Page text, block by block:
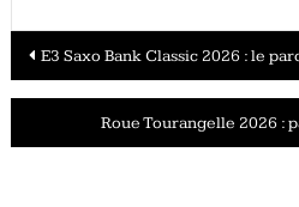
Navigation
des
articles
E3 Saxo Bank Classic 2026 : le
Roue Tourangelle 2026 :